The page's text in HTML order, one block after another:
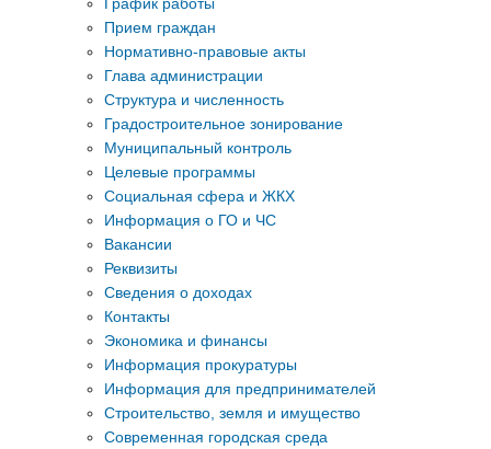
Прием граждан
Нормативно-правовые акты
Глава администрации
Структура и численность
Градостроительное зонирование
Муниципальный контроль
Целевые программы
Социальная сфера и ЖКХ
Информация о ГО и ЧС
Вакансии
Реквизиты
Сведения о доходах
Контакты
Экономика и финансы
Информация прокуратуры
Информация для предпринимателей
Строительство, земля и имущество
Современная городская среда